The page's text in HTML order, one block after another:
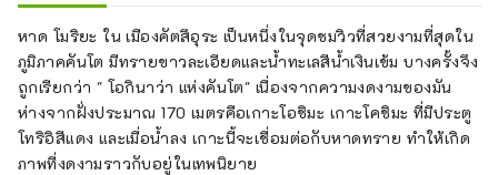
หาด โมริยะ ใน เมืองคัตสึอุระ เป็นหนึ่งในจุดชมวิวที่สวยงามที่สุดใน
ภูมิภาคคันโต มีทรายขาวละเอียดและน้ำทะเลสีน้ำเงินเข้ม บางครั้งจึง
ถูกเรียกว่า " โอกินาว่า แห่งคันโต" เนื่องจากความงดงามของมัน
ห่างจากฝั่งประมาณ 170 เมตรคือเกาะโอชิมะ เกาะโคชิมะ ที่มีประตู
โทริอิสีแดง และเมื่อน้ำลง เกาะนี้จะเชื่อมต่อกับหาดทราย ทำให้เกิด
ภาพที่งดงามราวกับอยู่ในเทพนิยาย